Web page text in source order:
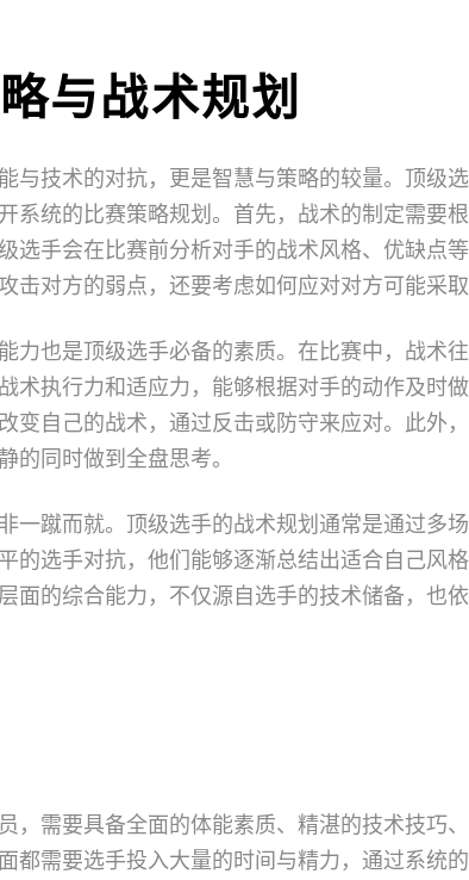
与战术规划
与技术的对抗，更是智慧与策略的较量。顶级
系统的比赛策略规划。首先，战术的制定需要
选手会在比赛前分析对手的战术风格、优缺点
击对方的弱点，还要考虑如何应对对方可能采取
力也是顶级选手必备的素质。在比赛中，战术
术执行力和适应力，能够根据对手的动作及时
变自己的战术，通过反击或防守来应对。此外
的同时做到全盘思考。
一蹴而就。顶级选手的战术规划通常是通过多
的选手对抗，他们能够逐渐总结出适合自己风
面的综合能力，不仅源自选手的技术储备，也
，需要具备全面的体能素质、精湛的技术技巧
都需要选手投入大量的时间与精力，通过系统